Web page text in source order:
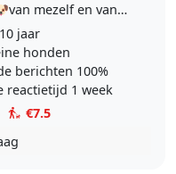
mezelf en van
Het begon met
🐶en is
een..
jaar
honden
berichten 100%
reactietijd 1 week
€7.5